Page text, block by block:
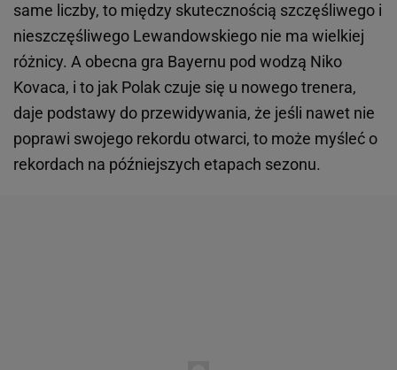
same liczby, to między skutecznością szczęśliwego i
nieszczęśliwego Lewandowskiego nie ma wielkiej
różnicy. A obecna gra Bayernu pod wodzą Niko
Kovaca, i to jak Polak czuje się u nowego trenera,
daje podstawy do przewidywania, że jeśli nawet nie
poprawi swojego rekordu otwarci, to może myśleć o
rekordach na późniejszych etapach sezonu.